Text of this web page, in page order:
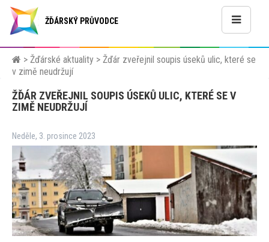
ŽĎÁRSKÝ PRŮVODCE
> Žďárské aktuality > Žďár zveřejnil soupis úseků ulic, které se
v zimě neudržují
ŽĎÁR ZVEŘEJNIL SOUPIS ÚSEKŮ ULIC, KTERÉ SE V
ZIMĚ NEUDRŽUJÍ
Neděle, 3. prosince 2023